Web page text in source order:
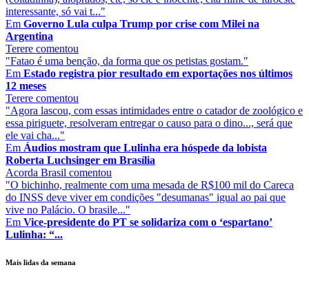
interessante, só vai t..."
Em Governo Lula culpa Trump por crise com Milei na
Argentina
Terere comentou
"Fatao é uma benção, da forma que os petistas gostam."
Em Estado registra pior resultado em exportações nos últimos
12 meses
Terere comentou
"Agora lascou, com essas intimidades entre o catador de zoológico e
essa piriguete, resolveram entregar o causo para o dino..., será que
ele vai cha..."
Em Áudios mostram que Lulinha era hóspede da lobista
Roberta Luchsinger em Brasília
Acorda Brasil comentou
"O bichinho, realmente com uma mesada de R$100 mil do Careca
do INSS deve viver em condições "desumanas" igual ao pai que
vive no Palácio. O brasile..."
Em Vice-presidente do PT se solidariza com o ‘espartano’
Lulinha: “...
Mais lidas da semana